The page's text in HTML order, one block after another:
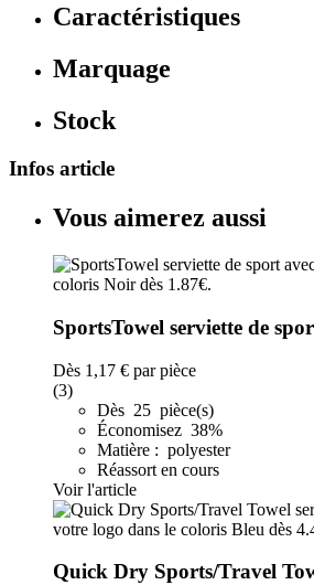
Caractéristiques
Marquage
Stock
Infos article
Vous aimerez aussi
SportsTowel serviette de
Dès 1,17 € par pièce
(3)
Dès 25 pièce(s)
Économisez 38%
Matière : polyester
Réassort en cours
Voir l'article
Quick Dry Sports/Travel